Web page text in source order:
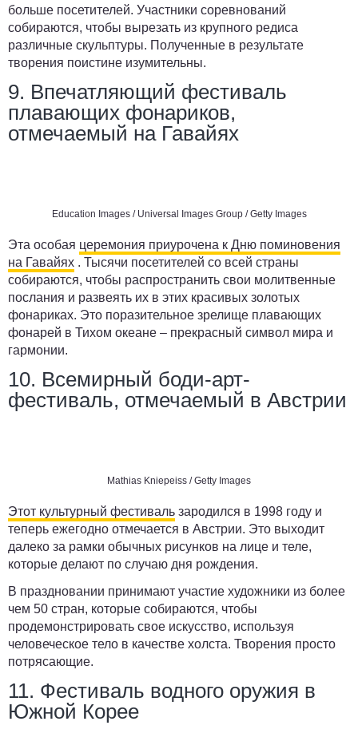
больше посетителей. Участники соревнований
собираются, чтобы вырезать из крупного редиса
различные скульптуры. Полученные в результате
творения поистине изумительны.
9. Впечатляющий фестиваль
плавающих фонариков,
отмечаемый на Гавайях
Education Images / Universal Images Group / Getty Images
Эта особая церемония приурочена к Дню поминовения
на Гавайях . Тысячи посетителей со всей страны
собираются, чтобы распространить свои молитвенные
послания и развеять их в этих красивых золотых
фонариках. Это поразительное зрелище плавающих
фонарей в Тихом океане – прекрасный символ мира и
гармонии.
10. Всемирный боди-арт-
фестиваль, отмечаемый в Австрии
Mathias Kniepeiss / Getty Images
Этот культурный фестиваль зародился в 1998 году и
теперь ежегодно отмечается в Австрии. Это выходит
далеко за рамки обычных рисунков на лице и теле,
которые делают по случаю дня рождения.
В праздновании принимают участие художники из более
чем 50 стран, которые собираются, чтобы
продемонстрировать свое искусство, используя
человеческое тело в качестве холста. Творения просто
потрясающие.
11. Фестиваль водного оружия в
Южной Корее